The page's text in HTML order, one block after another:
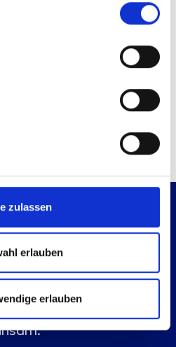
zulassen
erlauben
erlauben
Schritt weiter.